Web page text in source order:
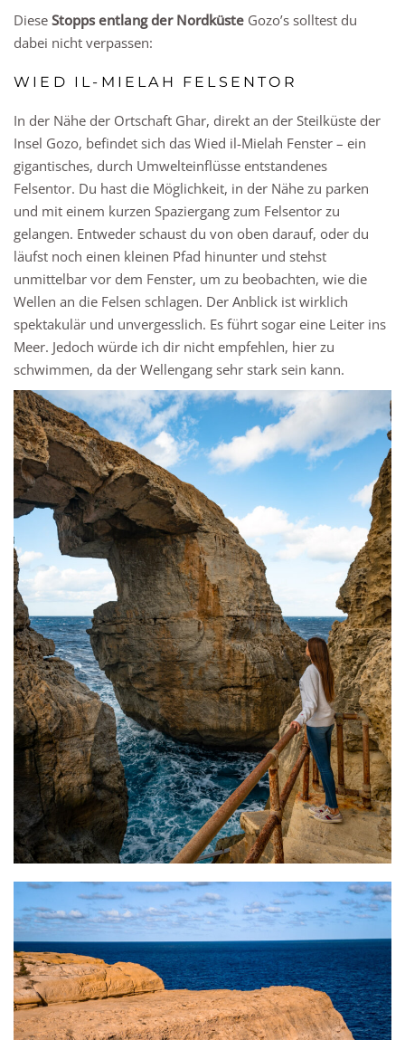
Diese Stopps entlang der Nordküste Gozo’s solltest du
dabei nicht verpassen:
WIED IL-MIELAH FELSENTOR
In der Nähe der Ortschaft Ghar, direkt an der Steilküste der
Insel Gozo, befindet sich das Wied il-Mielah Fenster – ein
gigantisches, durch Umwelteinflüsse entstandenes
Felsentor. Du hast die Möglichkeit, in der Nähe zu parken
und mit einem kurzen Spaziergang zum Felsentor zu
gelangen. Entweder schaust du von oben darauf, oder du
läufst noch einen kleinen Pfad hinunter und stehst
unmittelbar vor dem Fenster, um zu beobachten, wie die
Wellen an die Felsen schlagen. Der Anblick ist wirklich
spektakulär und unvergesslich. Es führt sogar eine Leiter ins
Meer. Jedoch würde ich dir nicht empfehlen, hier zu
schwimmen, da der Wellengang sehr stark sein kann.